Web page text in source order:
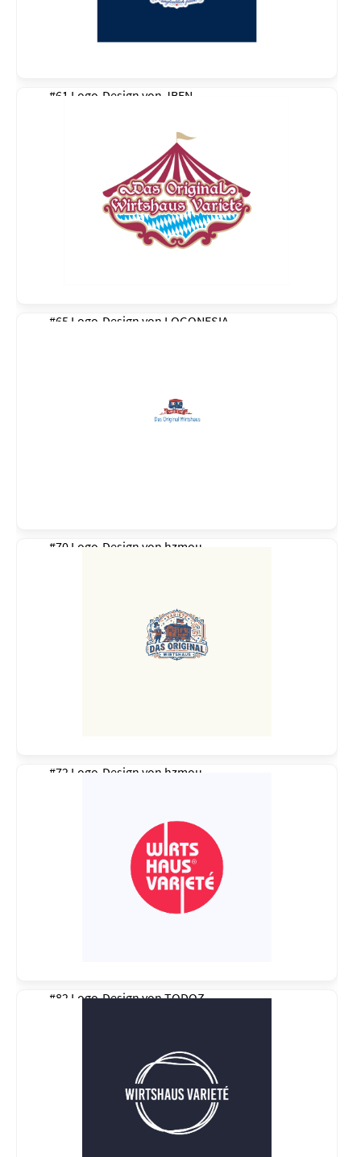
#61 Logo-Design von JBEN
#65 Logo-Design von LOGONESIA
#70 Logo-Design von hzmou
#72 Logo-Design von hzmou
#82 Logo-Design vonTODOZ